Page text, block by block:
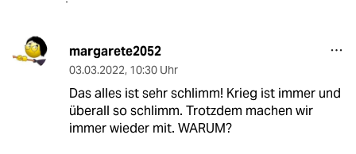
margarete2052
03.03.2022, 10:30 Uhr
Das alles ist sehr schlimm! Krieg ist immer und
überall so schlimm. Trotzdem machen wir
immer wieder mit. WARUM?